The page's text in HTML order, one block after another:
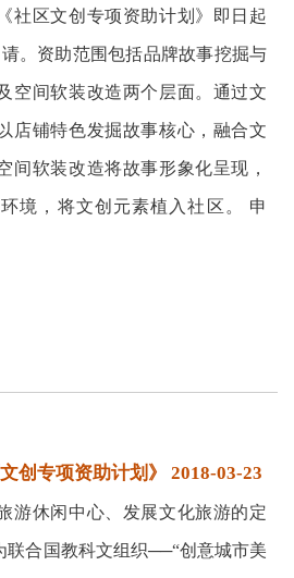
社区文创专项资助计划》即日起
。资助范围包括品牌故事挖掘与
空间软装改造两个层面。通过文
店铺特色发掘故事核心，融合文
间软装改造将故事形象化呈现，
境，将文创元素植入社区。 申
创专项资助计划》 2018-03-23
游休闲中心、发展文化旅游的定
联合国教科文组织──“创意城市美